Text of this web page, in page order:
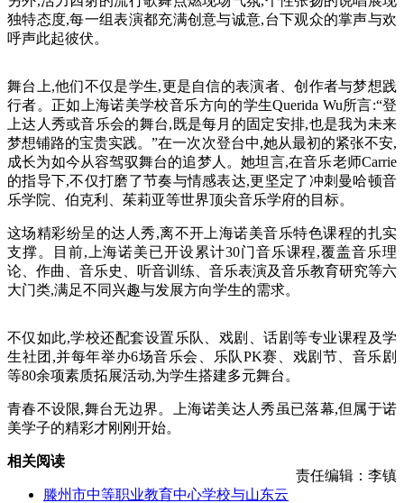
独特态度,每一组表演都充满创意与诚意,台下观众的掌声与欢
呼声此起彼伏。
舞台上,他们不仅是学生,更是自信的表演者、创作者与梦想践
行者。正如上海诺美学校音乐方向的学生Querida Wu所言:“登
上达人秀或音乐会的舞台,既是每月的固定安排,也是我为未来
梦想铺路的宝贵实践。”在一次次登台中,她从最初的紧张不安,
成长为如今从容驾驭舞台的追梦人。她坦言,在音乐老师Carrie
的指导下,不仅打磨了节奏与情感表达,更坚定了冲刺曼哈顿音
乐学院、伯克利、茱莉亚等世界顶尖音乐学府的目标。
这场精彩纷呈的达人秀,离不开上海诺美音乐特色课程的扎实
支撑。目前,上海诺美已开设累计30门音乐课程,覆盖音乐理
论、作曲、音乐史、听音训练、音乐表演及音乐教育研究等六
大门类,满足不同兴趣与发展方向学生的需求。
不仅如此,学校还配套设置乐队、戏剧、话剧等专业课程及学
生社团,并每年举办6场音乐会、乐队PK赛、戏剧节、音乐剧
等80余项素质拓展活动,为学生搭建多元舞台。
青春不设限,舞台无边界。上海诺美达人秀虽已落幕,但属于诺
美学子的精彩才刚刚开始。
责任编辑：李镇
相关阅读
滕州市中等职业教育中心学校与山东云